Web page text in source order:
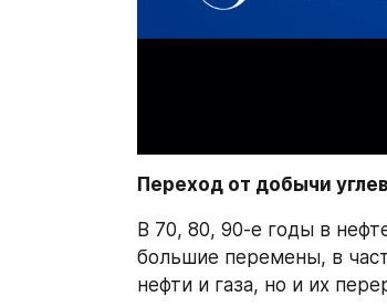
Переход от добычи
В 70, 80, 90-е годы в
большие перемены, в
нефти и газа, но и их